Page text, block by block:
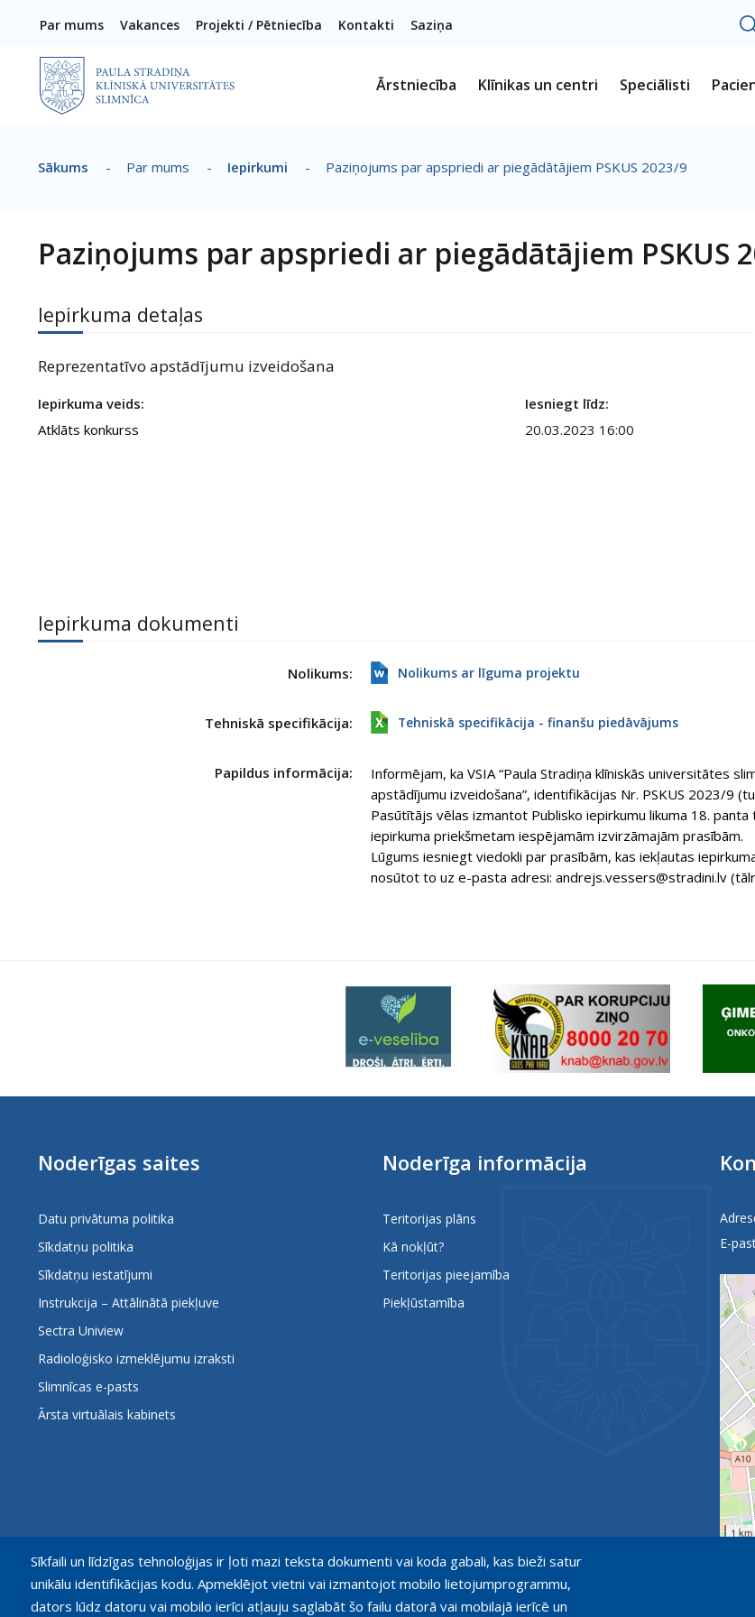
Par mums Vakances Projekti / Pētniecība Kontakti Saziņa
Ārstniecība Klīnikas un centri Speciālisti
Sākums - Par mums - Iepirkumi - Paziņojums par apspriedi ar piegādātājiem PSKUS 2023/9
Paziņojums par apspriedi ar piegādātājiem PSKUS
Iepirkuma detaļas
Reprezentatīvo apstādījumu izveidošana
Iepirkuma veids:
Atklāts konkurss
Iesniegt līdz:
20.03.2023 16:00
Iepirkuma dokumenti
Nolikums: Nolikums ar līguma projektu
Tehniskā specifikācija: Tehniskā specifikācija - finanšu piedāvājums
Papildus informācija:
Informējam, ka VSIA “Paula Stradiņa klīniskās universitātes
apstādījumu izveidošana”, identifikācijas Nr. PSKUS 2023/9
Pasūtītājs vēlas izmantot Publisko iepirkumu likuma 18.
iepirkuma priekšmetam iespējamām izvirzāmajām prasībām.
Lūgums iesniegt viedokli par prasībām, kas iekļautas
nosūtot to uz e-pasta adresi: andrejs.vessers@stradini.lv
Noderīgas saites
Datu privātuma politika
Sīkdatņu politika
Sīkdatņu iestatījumi
Instrukcija – Attālinātā piekļuve
Sectra Uniview
Radioloģisko izmeklējumu izraksti
Slimnīcas e-pasts
Ārsta virtuālais kabinets
Noderīga informācija
Teritorijas plāns
Kā nokļūt?
Teritorijas pieejamība
Piekļūstamība
E-
1 km
Sīkfaili un līdzīgas tehnoloģijas ir ļoti mazi teksta dokumenti vai koda gabali, kas bieži satur
unikālu identifikācijas kodu. Apmeklējot vietni vai izmantojot mobilo lietojumprogrammu,
dators lūdz datoru vai mobilo ierīci atļauju saglabāt šo failu datorā vai mobilajā ierīcē un